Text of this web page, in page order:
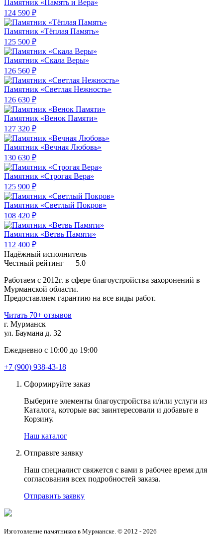
Памятник «Память и Вера»
124 590 ₽
Памятник «Тёплая Память»
125 500 ₽
Памятник «Скала Веры»
126 560 ₽
Памятник «Светлая Нежность»
126 630 ₽
Памятник «Венок Памяти»
127 320 ₽
Памятник «Вечная Любовь»
130 630 ₽
Памятник «Строгая Вера»
125 900 ₽
Памятник «Светлый Покров»
108 420 ₽
Памятник «Ветвь Памяти»
112 400 ₽
Надёжный исполнитель
Чеcтный рейтинг — 5.0
Работаем с 2012г. в сфере благоустройства захоронений в
Мурманской области.
Предоставляем гарантию на все виды работ.
Читать 70+ отзывов
г. Мурманск
ул. Баумана д. 32
Ежедневно с 10:00 до 19:00
+7 (900) 938-43-18
Сформируйте заказ
Выберите элементы благоустройства и/или услуги из
Каталога, которые вас заинтересовали и добавьте в
Корзину.
Наш каталог
Отправьте заявку
Наш специалист свяжется с вами в рабочее время для
согласования всех подробностей заказа.
Отправить заявку
Изготовление памятников в Мурманске. © 2012 - 2026